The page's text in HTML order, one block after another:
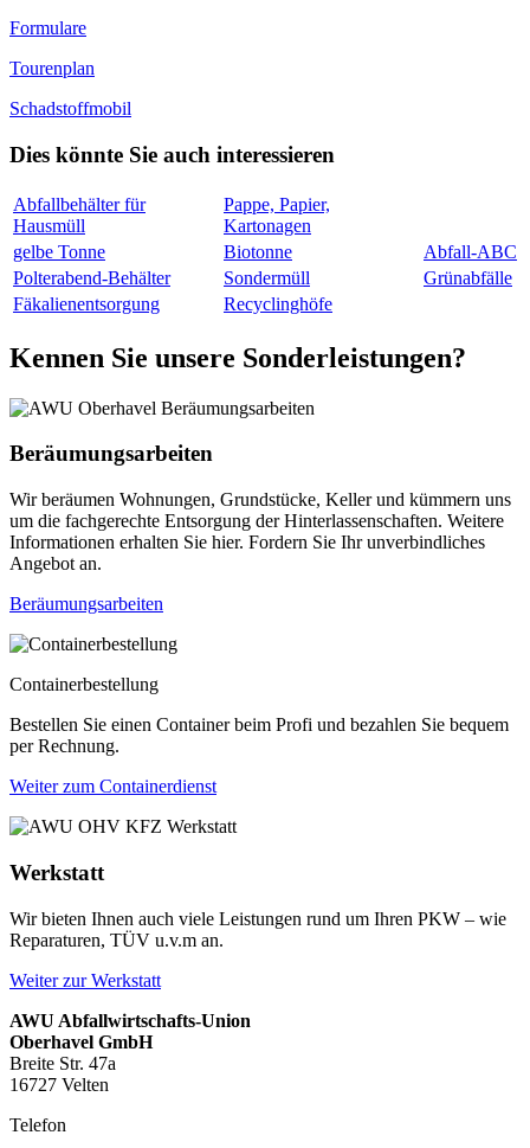
Formulare
Tourenplan
Schadstoffmobil
Dies könnte Sie auch interessieren
Abfallbehälter für
Hausmüll
Pappe, Papier,
Kartonagen
gelbe Tonne
Biotonne
Abfall-ABC
Polterabend-Behälter
Sondermüll
Grünabfälle
Fäkalienentsorgung
Recyclinghöfe
Kennen Sie unsere Sonderleistungen?
Beräumungsarbeiten
Wir beräumen Wohnungen, Grundstücke, Keller und kümmern uns
um die fachgerechte Entsorgung der Hinterlassenschaften. Weitere
Informationen erhalten Sie hier. Fordern Sie Ihr unverbindliches
Angebot an.
Beräumungsarbeiten
Containerbestellung
Bestellen Sie einen Container beim Profi und bezahlen Sie bequem
per Rechnung.
Weiter zum Containerdienst
Werkstatt
Wir bieten Ihnen auch viele Leistungen rund um Ihren PKW – wie
Reparaturen, TÜV u.v.m an.
Weiter zur Werkstatt
AWU Abfallwirtschafts-Union
Oberhavel GmbH
Breite Str. 47a
16727 Velten
Telefon